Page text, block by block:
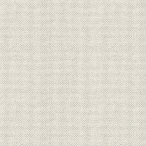
北越製紙行進曲
主な参考文献